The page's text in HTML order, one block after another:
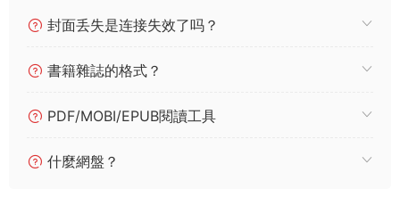
封面丢失是连接失效了吗？
書籍雜誌的格式？
PDF/MOBI/EPUB閱讀工具
什麼網盤？